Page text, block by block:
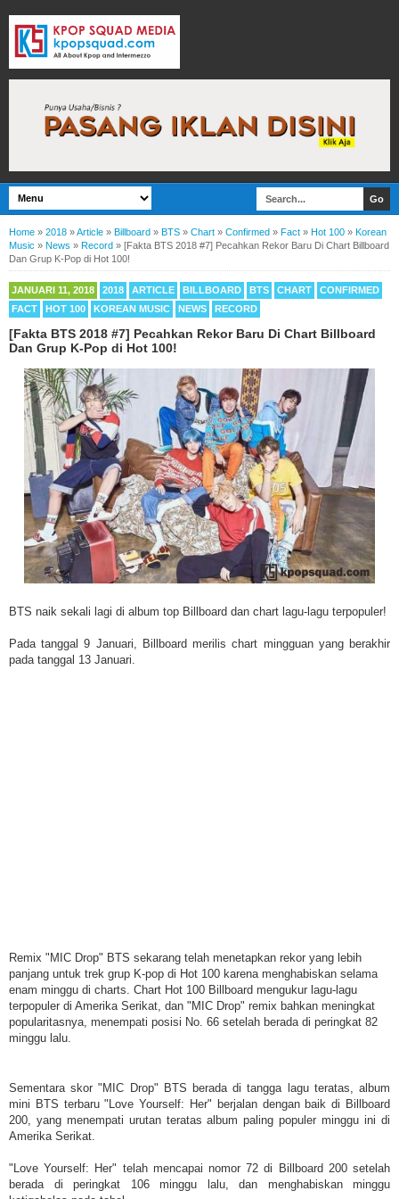
Home » 2018 »Article » Billboard » BTS » Chart » Confirmed » Fact » Hot 100 » Korean
Music » News » Record » [Fakta BTS 2018 #7] Pecahkan Rekor Baru Di Chart Billboard
Dan Grup K-Pop di Hot 100!
JANUARI 11, 2018 2018 ARTICLE BILLBOARD BTS CHART
CONFIRMED
FACT
HOT 100 KOREAN MUSIC NEWS RECORD
[Fakta BTS 2018 #7] Pecahkan Rekor Baru Di Chart Billboard
Dan Grup K-Pop di Hot 100!
BTS naik sekali lagi di album top Billboard dan chart lagu-lagu terpopuler!
Pada tanggal 9 Januari, Billboard merilis chart mingguan yang berakhir
pada tanggal 13 Januari.
Remix "MIC Drop" BTS sekarang telah menetapkan rekor yang lebih
panjang untuk trek grup K-pop di Hot 100 karena menghabiskan selama
enam minggu di charts. Chart Hot 100 Billboard mengukur lagu-lagu
terpopuler di Amerika Serikat, dan "MIC Drop" remix bahkan meningkat
popularitasnya, menempati posisi No. 66 setelah berada di peringkat 82
minggu lalu.
Sementara skor "MIC Drop" BTS berada di tangga lagu teratas, album
mini BTS terbaru "Love Yourself: Her" berjalan dengan baik di Billboard
200, yang menempati urutan teratas album paling populer minggu ini di
Amerika Serikat.
"Love Yourself: Her" telah mencapai nomor 72 di Billboard 200 setelah
berada di peringkat 106 minggu lalu, dan menghabiskan minggu